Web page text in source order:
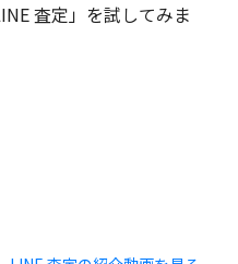
査定」を試してみま